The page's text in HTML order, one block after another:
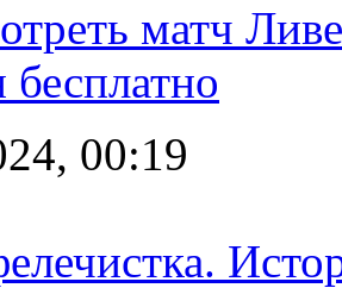
матч
бесплатно
00:19